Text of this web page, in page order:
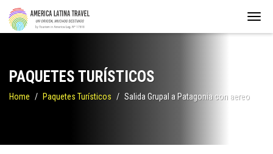
PAQUETES TURÍSTICOS
Home Paquetes Turísticos Salida Grupal a Patagonia con aereo